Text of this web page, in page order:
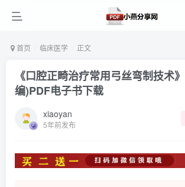
首页 临床医学 正文
《口腔正畸治疗常用弓丝弯制技术
编)PDF电子书下载
xiaoyan
5年前发布